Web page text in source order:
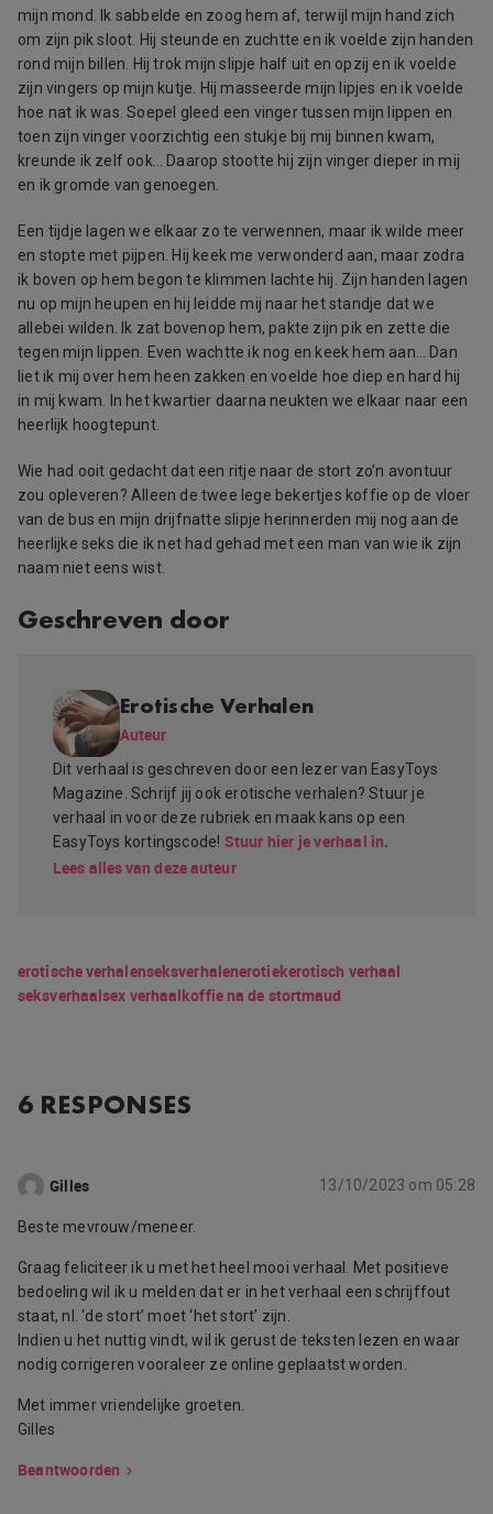
mijn mond. Ik sabbelde en zoog hem af, terwijl mijn hand zich
om zijn pik sloot. Hij steunde en zuchtte en ik voelde zijn handen
rond mijn billen. Hij trok mijn slipje half uit en opzij en ik voelde
zijn vingers op mijn kutje. Hij masseerde mijn lipjes en ik voelde
hoe nat ik was. Soepel gleed een vinger tussen mijn lippen en
toen zijn vinger voorzichtig een stukje bij mij binnen kwam,
kreunde ik zelf ook… Daarop stootte hij zijn vinger dieper in mij
en ik gromde van genoegen.
Een tijdje lagen we elkaar zo te verwennen, maar ik wilde meer
en stopte met pijpen. Hij keek me verwonderd aan, maar zodra
ik boven op hem begon te klimmen lachte hij. Zijn handen lagen
nu op mijn heupen en hij leidde mij naar het standje dat we
allebei wilden. Ik zat bovenop hem, pakte zijn pik en zette die
tegen mijn lippen. Even wachtte ik nog en keek hem aan… Dan
liet ik mij over hem heen zakken en voelde hoe diep en hard hij
in mij kwam. In het kwartier daarna neukten we elkaar naar een
heerlijk hoogtepunt.
Wie had ooit gedacht dat een ritje naar de stort zo’n avontuur
zou opleveren? Alleen de twee lege bekertjes koffie op de vloer
van de bus en mijn drijfnatte slipje herinnerden mij nog aan de
heerlijke seks die ik net had gehad met een man van wie ik zijn
naam niet eens wist.
Geschreven door
Erotische Verhalen
Auteur
Dit verhaal is geschreven door een lezer van EasyToys
Magazine. Schrijf jij ook erotische verhalen? Stuur je
verhaal in voor deze rubriek en maak kans op een
EasyToys kortingscode! Stuur hier je verhaal in.
Lees alles van deze auteur
erotische verhalenseksverhalenerotiekerotisch verhaal
seksverhaalsex verhaalkoffie na de stortmaud
6 RESPONSES
Gilles 13/10/2023 om 05:28
Beste mevrouw/meneer.
Graag feliciteer ik u met het heel mooi verhaal. Met positieve
bedoeling wil ik u melden dat er in het verhaal een schrijffout
staat, nl. ‘de stort’ moet ‘het stort’ zijn.
Indien u het nuttig vindt, wil ik gerust de teksten lezen en waar
nodig corrigeren vooraleer ze online geplaatst worden.
Met immer vriendelijke groeten.
Gilles
Beantwoorden